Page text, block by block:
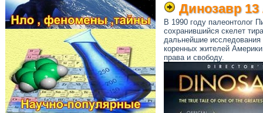
Динозавр 13
В 1990 году палеонтолог
сохранившийся скелет
дальнейшие
коренных жителей
права и свободу.